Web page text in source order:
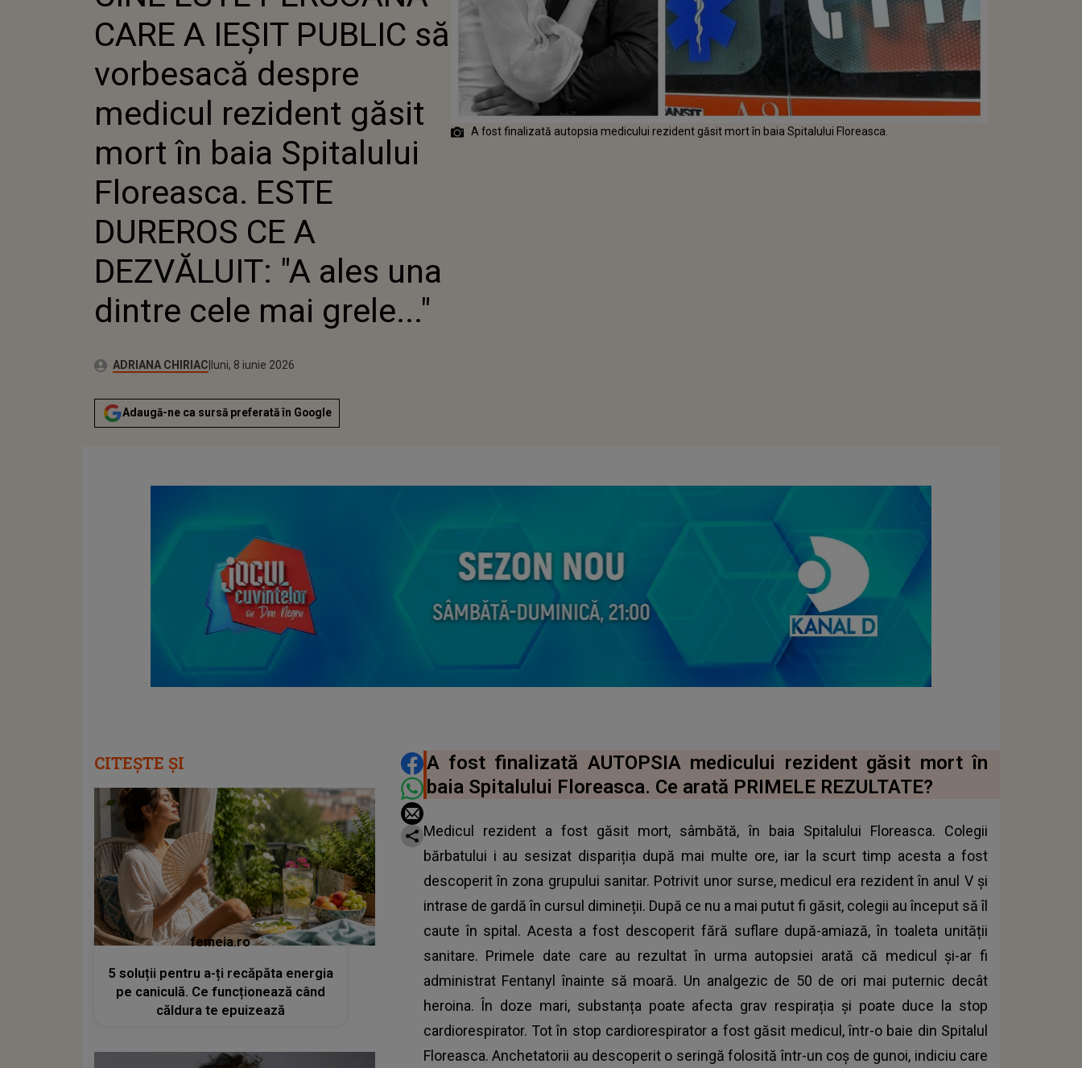
MEDICUL REZIDENT
GĂSIT MORT ÎN BAIA
SPITALULUI FLOREASCA.
DEZVĂLUIT: "A ALES UNA
DINTRE CELE MAI GRELE..."
CARE A IEȘIT PUBLIC să
vorbesacă despre
medicul rezident găsit
mort în baia Spitalului
Floreasca. ESTE
DUREROS CE A
DEZVĂLUIT: "A ales una
dintre cele mai grele..."
Autor:ADRIANA CHIRIACPublicat:
luni, 8 iunie 2026
Actualizat:
luni, 8 iunie 2026
Adaugă-ne ca sursă preferată în Google
A fost finalizată autopsia medicului rezident găsit mort în baia Spitalului Floreasca.
DISTRIBUIE ARTICOLUL
A fost finalizată AUTOPSIA medicului rezident găsit mort în
baia Spitalului Floreasca. Ce arată PRIMELE REZULTATE?
Medicul rezident a fost găsit mort, sâmbătă, în baia Spitalului Floreasca. Colegii
bărbatului i au sesizat dispariția după mai multe ore, iar la scurt timp acesta a fost
descoperit în zona grupului sanitar. Potrivit unor surse, medicul era rezident în anul V și
intrase de gardă în cursul dimineții. După ce nu a mai putut fi găsit, colegii au început să îl
caute în spital. Acesta a fost descoperit fără suflare după-amiază, în toaleta unității
sanitare. Primele date care au rezultat în urma autopsiei arată că medicul și-ar fi
administrat Fentanyl înainte să moară. Un analgezic de 50 de ori mai puternic decât
heroina. În doze mari, substanța poate afecta grav respirația și poate duce la stop
cardiorespirator. Tot în stop cardiorespirator a fost găsit medicul, într-o baie din Spitalul
Floreasca. Anchetatorii au descoperit o seringă folosită într-un coș de gunoi, indiciu care
CITEȘTE ȘI
femeia.ro
5 soluții pentru a-ți recăpăta energia
pe caniculă. Ce funcționează când
căldura te epuizează